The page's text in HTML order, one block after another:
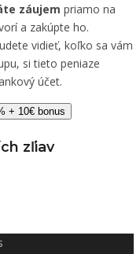
záujem priamo na
a zakúpte ho.
vidieť, koľko sa vám
si tieto peniaze
účet.
+ 10€ bonus
zľiav